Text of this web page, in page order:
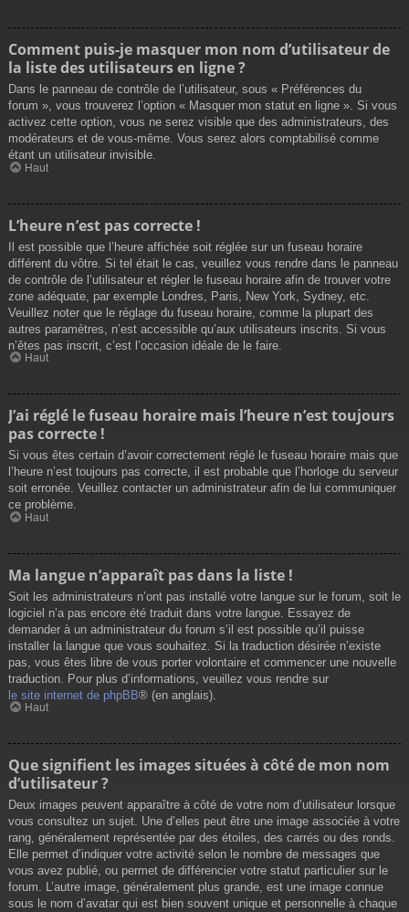
Comment puis-je masquer mon nom d’utilisateur de
la liste des utilisateurs en ligne ?
Dans le panneau de contrôle de l’utilisateur, sous « Préférences du
forum », vous trouverez l’option « Masquer mon statut en ligne ». Si vous
activez cette option, vous ne serez visible que des administrateurs, des
modérateurs et de vous-même. Vous serez alors comptabilisé comme
étant un utilisateur invisible.
Haut
L’heure n’est pas correcte !
Il est possible que l’heure affichée soit réglée sur un fuseau horaire
différent du vôtre. Si tel était le cas, veuillez vous rendre dans le panneau
de contrôle de l’utilisateur et régler le fuseau horaire afin de trouver votre
zone adéquate, par exemple Londres, Paris, New York, Sydney, etc.
Veuillez noter que le réglage du fuseau horaire, comme la plupart des
autres paramètres, n’est accessible qu’aux utilisateurs inscrits. Si vous
n’êtes pas inscrit, c’est l’occasion idéale de le faire.
Haut
J’ai réglé le fuseau horaire mais l’heure n’est toujours
pas correcte !
Si vous êtes certain d’avoir correctement réglé le fuseau horaire mais que
l’heure n’est toujours pas correcte, il est probable que l’horloge du serveur
soit erronée. Veuillez contacter un administrateur afin de lui communiquer
ce problème.
Haut
Ma langue n’apparaît pas dans la liste !
Soit les administrateurs n’ont pas installé votre langue sur le forum, soit le
logiciel n’a pas encore été traduit dans votre langue. Essayez de
demander à un administrateur du forum s’il est possible qu’il puisse
installer la langue que vous souhaitez. Si la traduction désirée n’existe
pas, vous êtes libre de vous porter volontaire et commencer une nouvelle
traduction. Pour plus d’informations, veuillez vous rendre sur
le site internet de phpBB® (en anglais).
Haut
Que signifient les images situées à côté de mon nom
d’utilisateur ?
Deux images peuvent apparaître à côté de votre nom d’utilisateur lorsque
vous consultez un sujet. Une d’elles peut être une image associée à votre
rang, généralement représentée par des étoiles, des carrés ou des ronds.
Elle permet d’indiquer votre activité selon le nombre de messages que
vous avez publié, ou permet de différencier votre statut particulier sur le
forum. L’autre image, généralement plus grande, est une image connue
sous le nom d’avatar qui est bien souvent unique et personnelle à chaque